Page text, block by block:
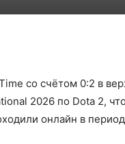
со счётом 0:2 в
2026 по Dota 2,
онлайн в